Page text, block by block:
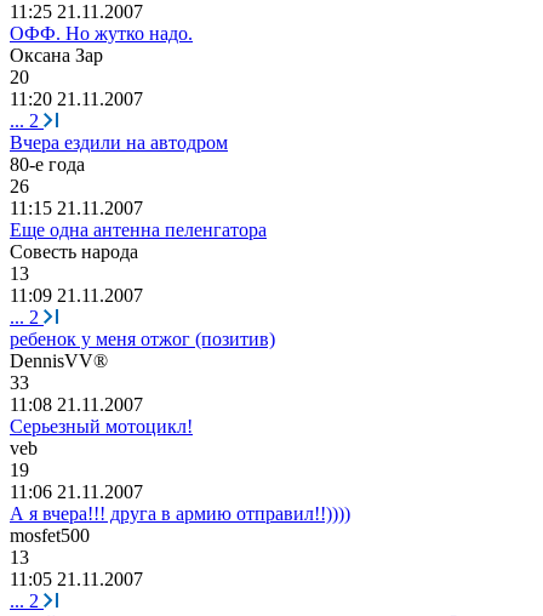
11:25 21.11.2007
ОФФ. Но жутко надо.
Оксана Зар
20
11:20 21.11.2007
... 2
Вчера ездили на автодром
80-е года
26
11:15 21.11.2007
Еще одна антенна пеленгатора
Совесть народа
13
11:09 21.11.2007
... 2
ребенок у меня отжог (позитив)
DennisVV®
33
11:08 21.11.2007
Серьезный мотоцикл!
veb
19
11:06 21.11.2007
А я вчера!!! друга в армию отправил!!))))
mosfet500
13
11:05 21.11.2007
... 2